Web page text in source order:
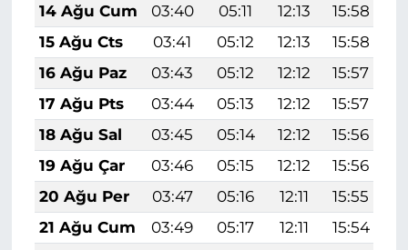
14 Ağu Cum
03:40 05:11 12:13 15:58
15 Ağu Cts
03:41 05:12 12:13 15:58
16 Ağu Paz
03:43 05:12 12:12 15:57
17 Ağu Pts
03:44 05:13 12:12 15:57
18 Ağu Sal
03:45 05:14 12:12 15:56
19 Ağu Çar
03:46 05:15 12:12 15:56
20 Ağu Per
03:47 05:16 12:11 15:55
21 Ağu Cum
03:49 05:17 12:11 15:54